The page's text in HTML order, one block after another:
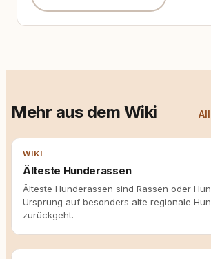
Mehr aus dem Wiki
WIKI
Älteste Hunderassen
Älteste Hunderassen sind Rassen oder
Ursprung auf besonders alte regionale
zurückgeht.